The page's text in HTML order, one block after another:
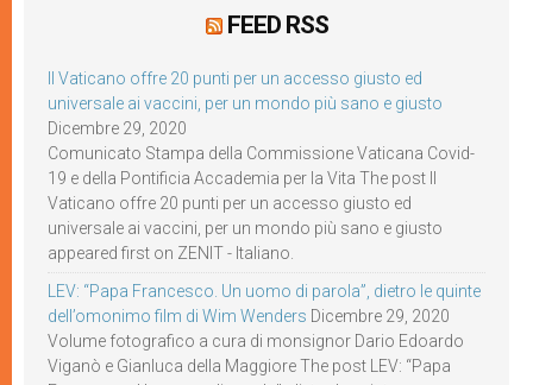
FEED RSS
Il Vaticano offre 20 punti per un accesso giusto ed
universale ai vaccini, per un mondo più sano e giusto
Dicembre 29, 2020
Comunicato Stampa della Commissione Vaticana Covid-
19 e della Pontificia Accademia per la Vita The post Il
Vaticano offre 20 punti per un accesso giusto ed
universale ai vaccini, per un mondo più sano e giusto
appeared first on ZENIT - Italiano.
LEV: “Papa Francesco. Un uomo di parola”, dietro le quinte
dell’omonimo film di Wim Wenders Dicembre 29, 2020
Volume fotografico a cura di monsignor Dario Edoardo
Viganò e Gianluca della Maggiore The post LEV: “Papa